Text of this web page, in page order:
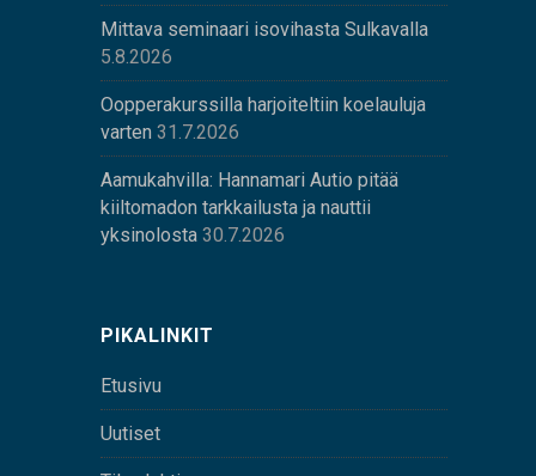
Mittava seminaari isovihasta Sulkavalla
5.8.2026
Oopperakurssilla harjoiteltiin koelauluja
varten 31.7.2026
Aamukahvilla: Hannamari Autio pitää
kiiltomadon tarkkailusta ja nauttii
yksinolosta 30.7.2026
PIKALINKIT
Etusivu
Uutiset